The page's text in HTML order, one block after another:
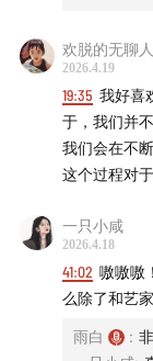
04:43 精神分析
（Sigmund
系。通过探索
来访者理解过
孤独症谱
ASD）
：一组
方面的困难。
具身性（
法被文字或数据
和自己的身
尽可能给自
有关的活动。
因为AI并不
可以被替代
作，重新恢
不是我自己
自我介绍：
资本主义的
无意识的让
「✨赞美无
欢脱的无聊人
2026.4.19
19:35 我好喜
于，我们并
我们会在不
这个过程对
一只小咸
2026.4.18
41:02 嗷嗷嗷
么除了和艺
雨白 :